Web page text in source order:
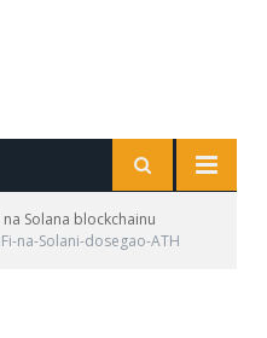
na Solana blockchainu
na-Solani-dosegao-ATH